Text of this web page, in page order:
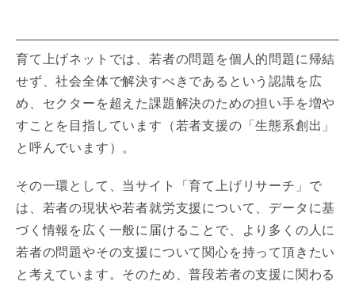
育て上げネットでは、若者の問題を個人的問題に帰結
せず、社会全体で解決すべきであるという認識を広
め、セクターを超えた課題解決のための担い手を増や
すことを目指しています（若者支援の「生態系創出」
と呼んでいます）。
その一環として、当サイト「育て上げリサーチ」で
は、若者の現状や若者就労支援について、データに基
づく情報を広く一般に届けることで、より多くの人に
若者の問題やその支援について関心を持って頂きたい
と考えています。そのため、普段若者の支援に関わる